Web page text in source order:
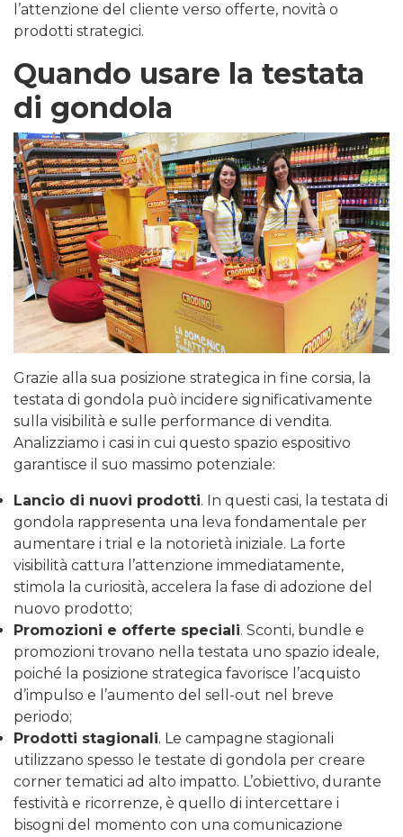
l’attenzione del cliente verso offerte, novità o
prodotti strategici.
Quando usare la testata
di gondola
Grazie alla sua posizione strategica in fine corsia, la
testata di gondola può incidere significativamente
sulla visibilità e sulle performance di vendita.
Analizziamo i casi in cui questo spazio espositivo
garantisce il suo massimo potenziale:
Lancio di nuovi prodotti. In questi casi, la testata di
gondola rappresenta una leva fondamentale per
aumentare i trial e la notorietà iniziale. La forte
visibilità cattura l’attenzione immediatamente,
stimola la curiosità, accelera la fase di adozione del
nuovo prodotto;
Promozioni e offerte speciali. Sconti, bundle e
promozioni trovano nella testata uno spazio ideale,
poiché la posizione strategica favorisce l’acquisto
d’impulso e l’aumento del sell-out nel breve
periodo;
Prodotti stagionali. Le campagne stagionali
utilizzano spesso le testate di gondola per creare
corner tematici ad alto impatto. L’obiettivo, durante
festività e ricorrenze, è quello di intercettare i
bisogni del momento con una comunicazione